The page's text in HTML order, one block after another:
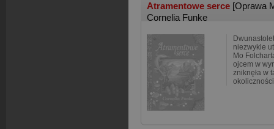
Atramentowe serce [Oprawa
Cornelia Funke
niezwykle
Mo
ojcem w
zniknęła w